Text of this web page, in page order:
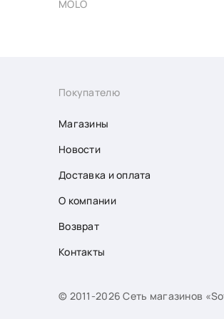
MOLO
Покупателю
Магазины
Новости
Доставка и оплата
О компании
Возврат
Контакты
© 2011-2026 Сеть магазинов